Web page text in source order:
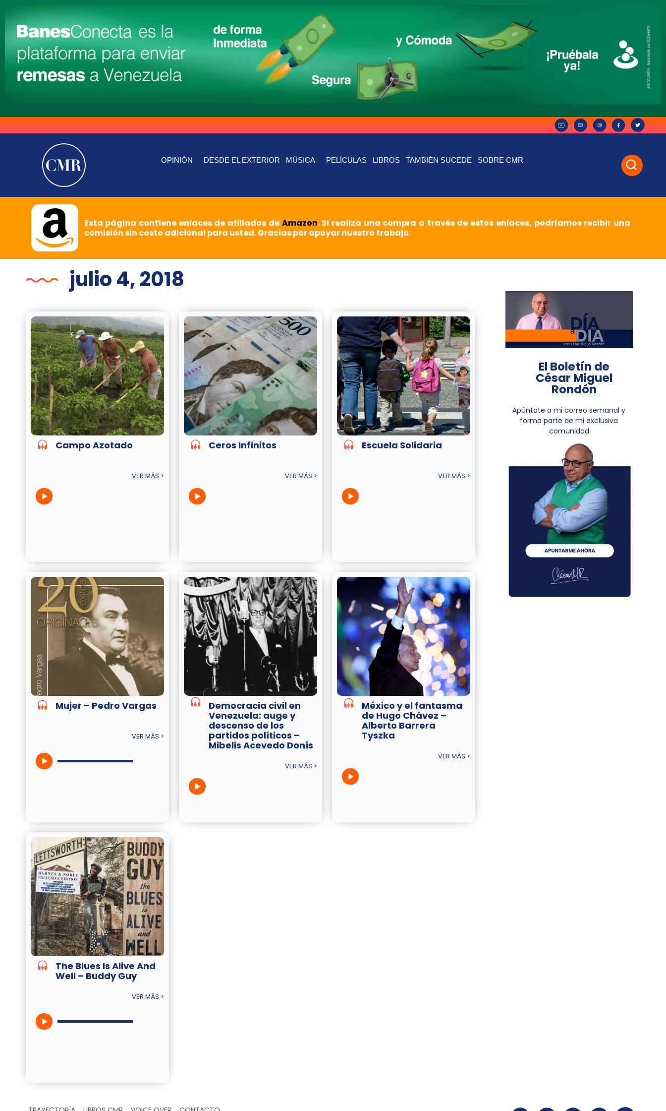
OPINIÓN DESDE EL EXTERIOR MÚSICA PELÍCULAS LIBROS TAMBIÉN SUCEDE SOBRE CMR
Esta página contiene enlaces de afiliados de Amazon. Si realiza una compra a través de estos enlaces, podríamos recibir una
comisión sin costo adicional para usted. Gracias por apoyar nuestro trabajo.
julio 4, 2018
Campo Azotado
VER MÁS >
Ceros Infinitos
VER MÁS >
Escuela Solidaria
VER MÁS >
Mujer – Pedro Vargas
VER MÁS >
Democracia civil en
Venezuela: auge y
descenso de los
partidos políticos –
Mibelis Acevedo Donís
VER MÁS >
México y el fantasma
de Hugo Chávez –
Alberto Barrera
Tyszka
VER MÁS >
The Blues Is Alive And
Well – Buddy Guy
VER MÁS >
El Boletín de
César Miguel
Rondón
Apúntate a mi correo semanal y
forma parte de mi exclusiva
comunidad